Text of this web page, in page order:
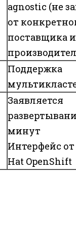
agnostic (не
от
поставщика
Поддержка
Заявляется
минут
Интерфейс от
Hat OpenShift